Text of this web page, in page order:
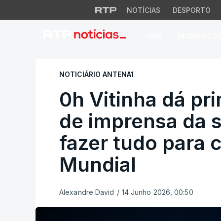
NOTÍCIAS DESPORTO
0h Vitinha dá
NOTICIÁRIO ANTENA1
0h Vitinha dá
de imprensa da
fazer tudo para
Mundial
Alexandre David / 14 Junho 2026, 00:50